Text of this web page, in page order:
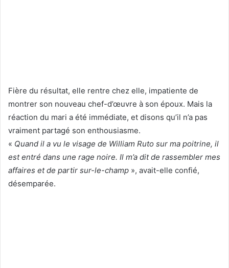
Fière du résultat, elle rentre chez elle, impatiente de
montrer son nouveau chef-d’œuvre à son époux. Mais la
réaction du mari a été immédiate, et disons qu’il n’a pas
vraiment partagé son enthousiasme.
« Quand il a vu le visage de William Ruto sur ma poitrine, il
est entré dans une rage noire. Il m’a dit de rassembler mes
affaires et de partir sur-le-champ », avait-elle confié,
désemparée.